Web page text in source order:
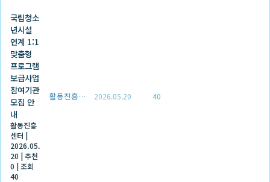
국립청소
년시설
연계 1:1
맞춤형
프로그램
보급사업
참여기관
모집 안
내
활동진흥
센터 |
2026.05.
20 |추천
0 |조회
40
활동진흥센터 2026.05.20 40